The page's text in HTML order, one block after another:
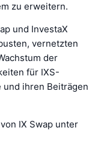
zu erweitern.
und InvestaX
vernetzten
der
für IXS-
und ihren Beiträgen
IX Swap unter